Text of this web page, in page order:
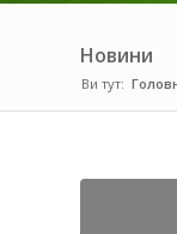
Новини
Ви тут: